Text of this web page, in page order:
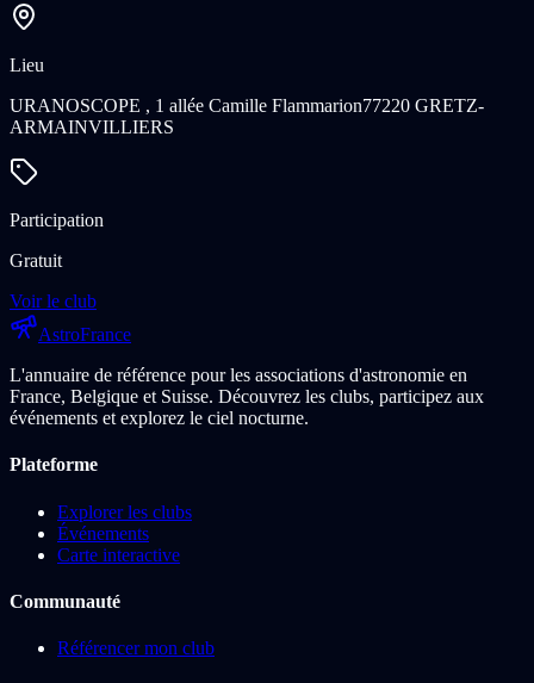
Lieu
URANOSCOPE , 1 allée Camille Flammarion77220 GRETZ-
ARMAINVILLIERS
Participation
Gratuit
Voir le club
AstroFrance
L'annuaire de référence pour les associations d'astronomie en
France, Belgique et Suisse. Découvrez les clubs, participez aux
événements et explorez le ciel nocturne.
Plateforme
Explorer les clubs
Événements
Carte interactive
Communauté
Référencer mon club